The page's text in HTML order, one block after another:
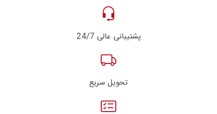
پشتیبانی عالی 24/7
تحویل سریع